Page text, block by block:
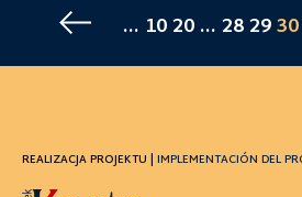
... 1020 ...282930
REALIZACJA PROJEKTU | IMPLEMENTACIÓN DEL